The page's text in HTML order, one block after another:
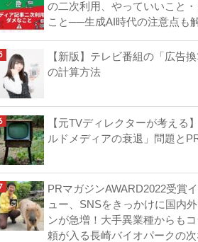
の二次利用、やっていいこと
こと──生成AI時代の注意点も
【新版】テレビ番組の「広告換
の計算方法
【元TVディレクターが考える
ルドメディアの衰退」問題と
PRマガジンAWARD2022受賞
ュー、SNSをきっかけに国内
ンが急増！大手異業種からも
頼が入る長崎バイオパークの